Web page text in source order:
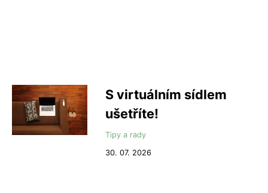
S virtuálním sídlem
ušetříte!
Tipy a rady
30. 07. 2026